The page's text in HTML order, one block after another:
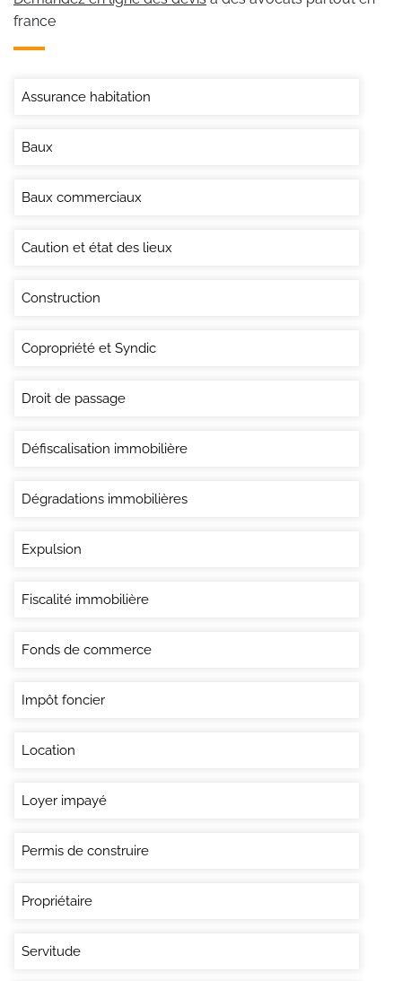
france
Assurance habitation
Baux
Baux commerciaux
Caution et état des lieux
Construction
Copropriété et Syndic
Droit de passage
Défiscalisation immobilière
Dégradations immobilières
Expulsion
Fiscalité immobilière
Fonds de commerce
Impôt foncier
Location
Loyer impayé
Permis de construire
Propriétaire
Servitude